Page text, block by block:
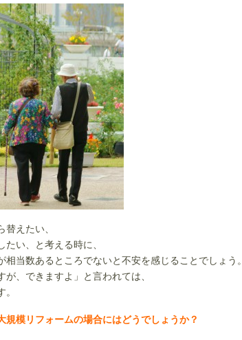
えたい、
い、と考える時に、
当数あるところでないと不安を感じることでしょう。
が、できますよ」と言われては、
規模リフォームの場合にはどうでしょうか？